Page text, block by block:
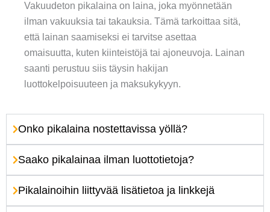
Vakuudeton pikalaina on laina, joka myönnetään
ilman vakuuksia tai takauksia. Tämä tarkoittaa sitä,
että lainan saamiseksi ei tarvitse asettaa
omaisuutta, kuten kiinteistöjä tai ajoneuvoja. Lainan
saanti perustuu siis täysin hakijan
luottokelpoisuuteen ja maksukykyyn.
Onko pikalaina nostettavissa yöllä?
Saako pikalainaa ilman luottotietoja?
Pikalainoihin liittyvää lisätietoa ja linkkejä